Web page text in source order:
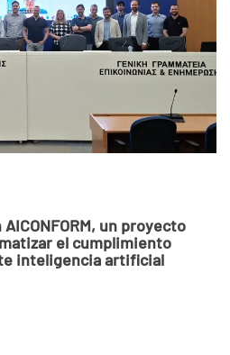
un proyecto
el cumplimiento
inteligencia artificial